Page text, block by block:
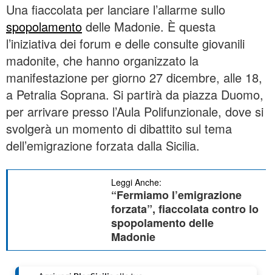
Una fiaccolata per lanciare l’allarme sullo
spopolamento delle Madonie. È questa
l’iniziativa dei forum e delle consulte giovanili
madonite, che hanno organizzato la
manifestazione per giorno 27 dicembre, alle 18,
a Petralia Soprana. Si partirà da piazza Duomo,
per arrivare presso l’Aula Polifunzionale, dove si
svolgerà un momento di dibattito sul tema
dell’emigrazione forzata dalla Sicilia.
Leggi Anche:
“Fermiamo l’emigrazione
forzata”, fiaccolata contro lo
spopolamento delle
Madonie